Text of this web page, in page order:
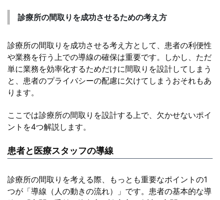
診療所の間取りを成功させるための考え方
診療所の間取りを成功させる考え方として、患者の利便性
や業務を行う上での導線の確保は重要です。しかし、ただ
単に業務を効率化するためだけに間取りを設計してしまう
と、患者のプライバシーの配慮に欠けてしまうおそれもあ
ります。
ここでは診療所の間取りを設計する上で、欠かせないポイ
ントを4つ解説します。
患者と医療スタッフの導線
診療所の間取りを考える際、もっとも重要なポイントの1
つが「導線（人の動きの流れ）」です。患者の基本的な導